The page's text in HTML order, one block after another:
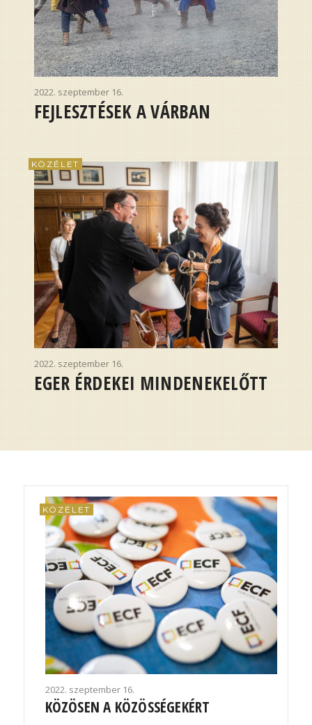
2022. szeptember 16.
FEJLESZTÉSEK A VÁRBAN
KÖZÉLET
2022. szeptember 16.
EGER ÉRDEKEI MINDENEKELŐTT
KÖZÉLET
2022. szeptember 16.
KÖZÖSEN A KÖZÖSSÉGEKÉRT